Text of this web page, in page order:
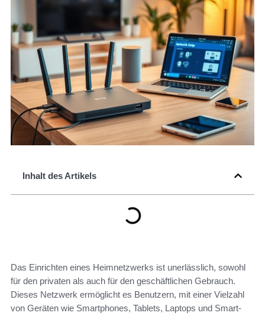
Inhalt des Artikels
Das Einrichten eines Heimnetzwerks ist unerlässlich, sowohl
für den privaten als auch für den geschäftlichen Gebrauch.
Dieses Netzwerk ermöglicht es Benutzern, mit einer Vielzahl
von Geräten wie Smartphones, Tablets, Laptops und Smart-